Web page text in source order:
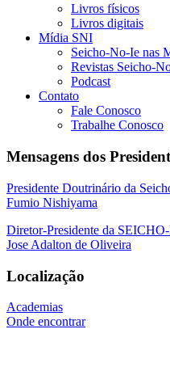
Livros físicos
Livros digitais
Mídia SNI
Seicho-No-Ie nas
Revistas Seicho-
Podcast
Contato
Fale Conosco
Trabalhe Conosco
Mensagens dos
Presidente Doutrinário da
Fumio Nishiyama
Diretor-Presidente da
Jose Adalton de Oliveira
Localização
Academias
Onde encontrar